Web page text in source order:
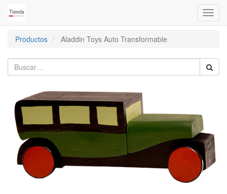
Productos
Aladdin Toys Auto Transformable